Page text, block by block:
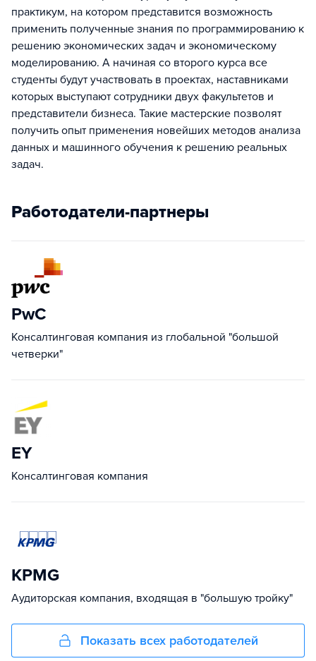
практикум, на котором представится возможность
применить полученные знания по программированию к
решению экономических задач и экономическому
моделированию. А начиная со второго курса все
студенты будут участвовать в проектах, наставниками
которых выступают сотрудники двух факультетов и
представители бизнеса. Такие мастерские позволят
получить опыт применения новейших методов анализа
данных и машинного обучения к решению реальных
задач.
Работодатели-партнеры
PwC
Консалтинговая компания из глобальной "большой
четверки"
EY
Консалтинговая компания
KPMG
Аудиторская компания, входящая в "большую тройку"
Показать всех работодателей